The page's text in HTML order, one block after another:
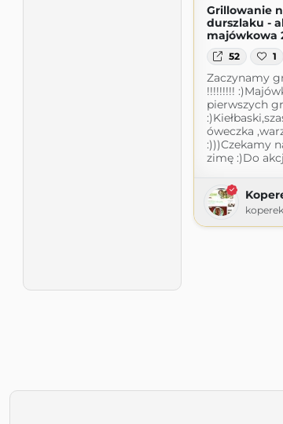
Grillowanie
durszlaku -
majówkowa
52 1
Zaczynamy
!!!!!!!!!
pierwszych
óweczka
:)))Czekamy
zimę :)Do